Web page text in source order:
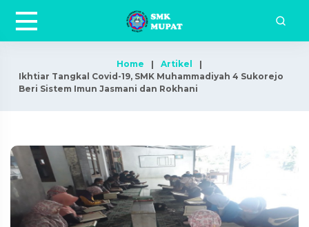
Home
Artikel
Ikhtiar Tangkal Covid-19, SMK Muhammadiyah 4 Sukorejo
Beri Sistem Imun Jasmani dan Rokhani